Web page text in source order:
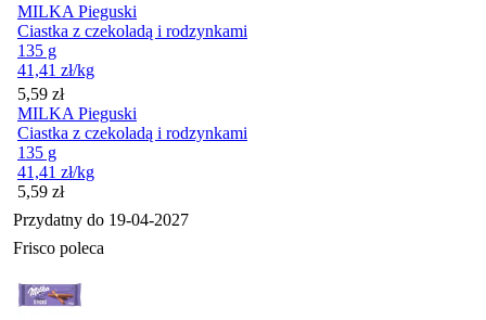
MILKA Pieguski
Ciastka z czekoladą i rodzynkami
135 g
41,41 zł/kg
Cena
5,59 zł
MILKA Pieguski
Ciastka z czekoladą i rodzynkami
135 g
41,41 zł/kg
Cena
5,59 zł
Przydatny do 19-04-2027
Frisco poleca